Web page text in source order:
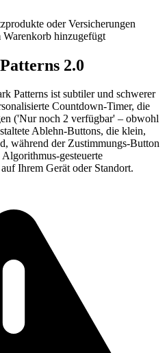
oder Versicherungen
Warenkorb hinzugefügt
2.0
Patterns ist subtiler und schwerer
Countdown-Timer, die
('Nur noch 2 verfügbar' – obwohl
Ablehn-Buttons, die klein,
während der Zustimmungs-Button
gesteuerte
Ihrem Gerät oder Standort.